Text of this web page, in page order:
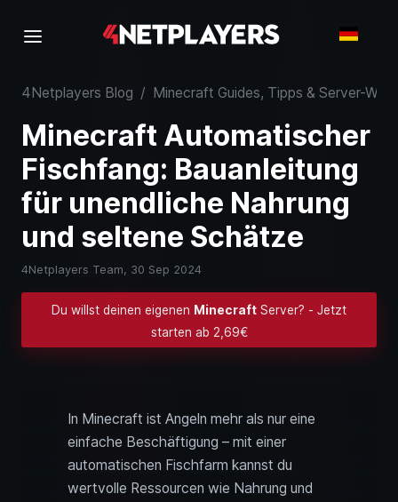
4Netplayers Blog / Minecraft Guides, Tipps & Server-
Minecraft Automatischer
Fischfang: Bauanleitung
für unendliche Nahrung
und seltene Schätze
4Netplayers Team, 30 Sep 2024
Du willst deinen eigenen Minecraft Server? - Jetzt
starten ab 2,69€
In Minecraft ist Angeln mehr als nur eine
einfache Beschäftigung – mit einer
automatischen Fischfarm kannst du
wertvolle Ressourcen wie Nahrung und